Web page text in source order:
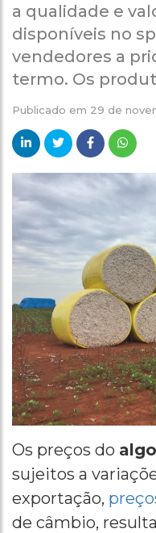
a qualidade e
disponíveis no
vendedores a
termo. Os
Publicado em 29 de
Os preços do
sujeitos a
exportação,
de câmbio,